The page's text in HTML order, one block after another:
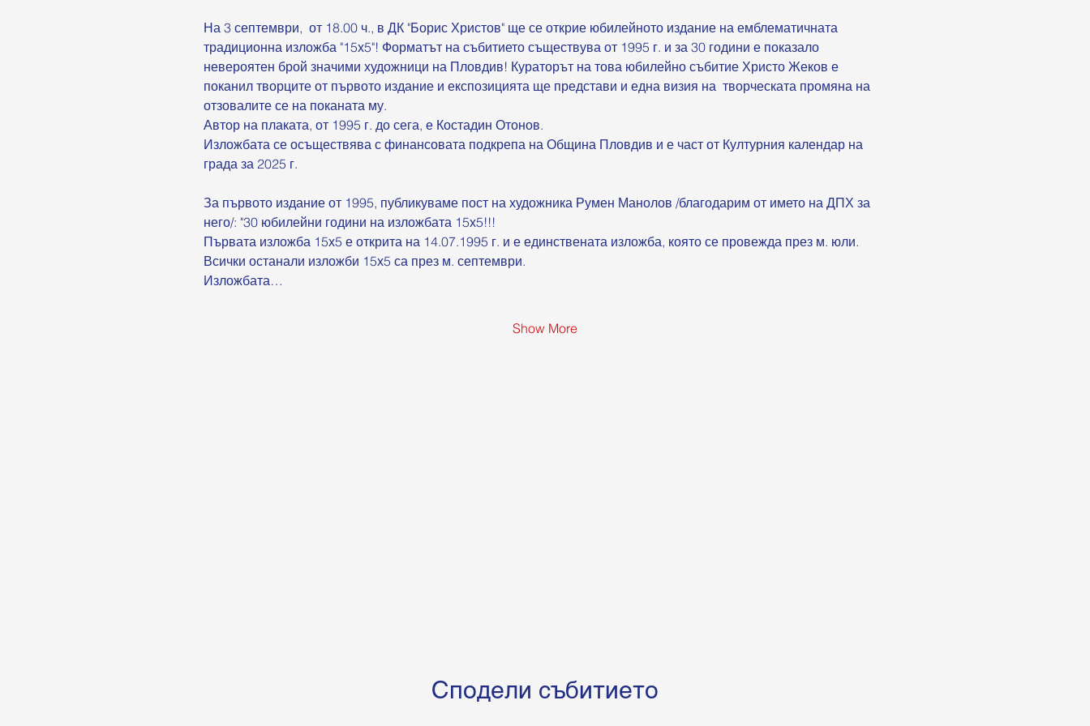
На 3 септември,  от 18.00 ч., в ДК "Борис Христов" ще се открие юбилейното издание на емблематичната
традиционна изложба "15х5"! Форматът на събитието съществува от 1995 г. и за 30 години е показало
невероятен брой значими художници на Пловдив! Кураторът на това юбилейно събитие Христо Жеков е
поканил творците от първото издание и експозицията ще представи и една визия на  творческата промяна на
отзовалите се на поканата му.
Автор на плаката, от 1995 г. до сега, е Костадин Отонов.
Изложбата се осъществява с финансовата подкрепа на Община Пловдив и е част от Културния календар на
града за 2025 г.
За първото издание от 1995, публикуваме пост на художника Румен Манолов /благодарим от името на ДПХ за
него/: "30 юбилейни години на изложбата 15х5!!!
Първата изложба 15х5 е открита на 14.07.1995 г. и е единствената изложба, която се провежда през м. юли.
Всички останали изложби 15х5 са през м. септември.
Изложбата…
Show More
Сподели събитието